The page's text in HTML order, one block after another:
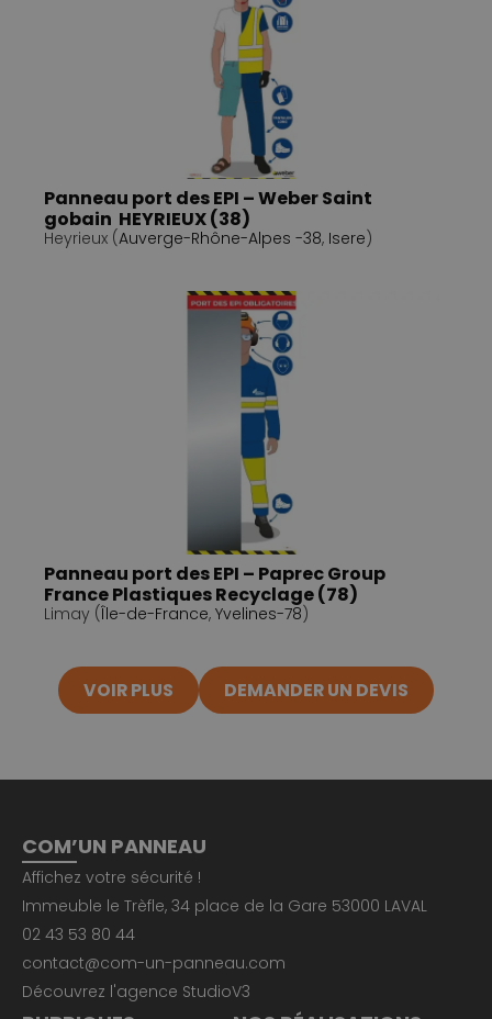
Panneau port des EPI – Weber Saint
gobain HEYRIEUX (38)
Heyrieux (Auverge-Rhône-Alpes -38, Isere)
Panneau port des EPI – Paprec Group
France Plastiques Recyclage (78)
Limay (Île-de-France, Yvelines-78)
VOIR PLUS DEMANDER UN DEVIS
COM’UN PANNEAU
Affichez votre sécurité !
Immeuble le Trèfle, 34 place de la Gare 53000 LAVAL
02 43 53 80 44
contact@com-un-panneau.com
Découvrez l'agence StudioV3